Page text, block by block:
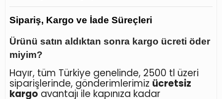
Sipariş, Kargo ve İade Süreçleri
Ürünü satın aldıktan sonra kargo ücreti öder
miyim?
Hayır, tüm Türkiye genelinde, 2500 tl üzeri
siparişlerinde, gönderimlerimiz ücretsiz
kargo avantajı ile kapınıza kadar